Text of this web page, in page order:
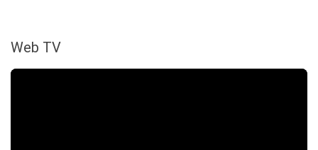
Web TV